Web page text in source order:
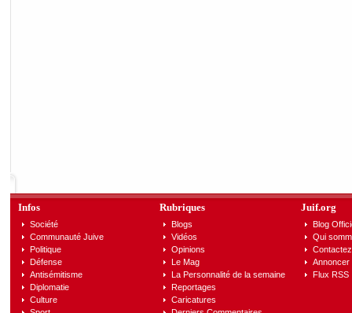
Infos
Société
Communauté Juive
Politique
Défense
Antisémitisme
Diplomatie
Culture
Rubriques
Blogs
Vidéos
Opinions
Le Mag
La Personnalité de la semaine
Reportages
Caricatures
Juif.org
Blog
Qui
Annoncer
Flux RSS